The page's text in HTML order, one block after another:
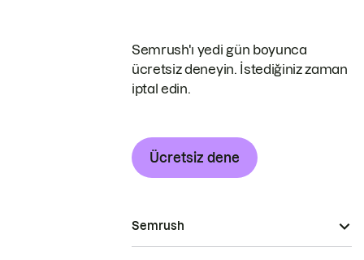
Semrush'ı yedi gün boyunca
ücretsiz deneyin. İstediğiniz zaman
iptal edin.
Ücretsiz dene
Semrush